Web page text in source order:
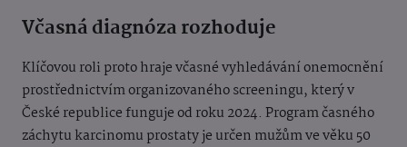
Včasná diagnóza rozhoduje
Klíčovou roli proto hraje včasné vyhledávání onemocnění
prostřednictvím organizovaného screeningu, který v
České republice funguje od roku 2024. Program časného
záchytu karcinomu prostaty je určen mužům ve věku 50